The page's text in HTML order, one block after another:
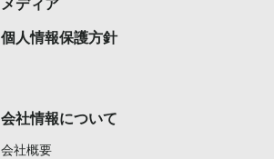
メディア
個人情報保護方針
会社情報について
会社概要